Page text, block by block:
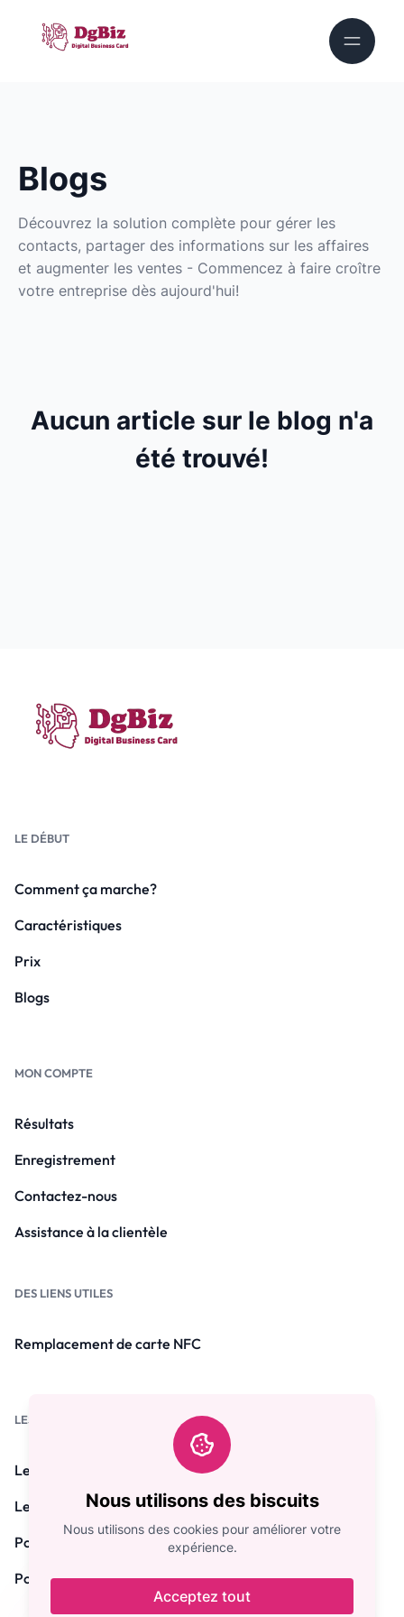
Blogs
Découvrez la solution complète pour gérer les
contacts, partager des informations sur les affaires
et augmenter les ventes - Commencez à faire croître
votre entreprise dès aujourd'hui!
Aucun article sur le blog n'a
été trouvé!
Nous utilisons des biscuits
Nous utilisons des cookies pour améliorer votre
expérience.
Acceptez tout
LE DÉBUT
Comment ça marche?
Caractéristiques
Prix
Blogs
MON COMPTE
Résultats
Enregistrement
Contactez-nous
Assistance à la clientèle
DES LIENS UTILES
Remplacement de carte NFC
LES LOIS
Les questions fréquemment posées
Les conditions générales
Politique de confidentialité
Politique de remboursement